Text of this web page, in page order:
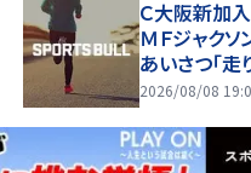
Ｃ大阪新加
ＭＦジャクソ
あいさつ「走
2026/08/08